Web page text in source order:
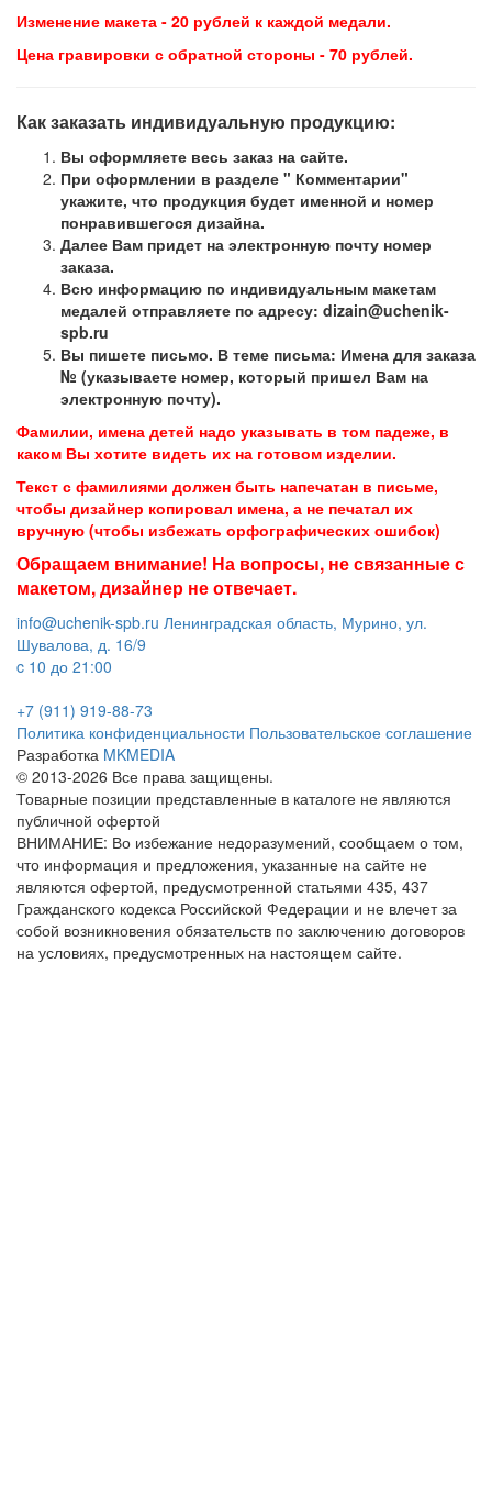
Изменение макета - 20 рублей к каждой медали.
Цена гравировки с обратной стороны - 70 рублей.
Как заказать индивидуальную продукцию:
Вы оформляете весь заказ на сайте.
При оформлении в разделе " Комментарии"
укажите, что продукция будет именной и номер
понравившегося дизайна.
Далее Вам придет на электронную почту номер
заказа.
Всю информацию по индивидуальным макетам
медалей отправляете по адресу: dizain@uchenik-
spb.ru
Вы пишете письмо. В теме письма: Имена для заказа
№ (указываете номер, который пришел Вам на
электронную почту).
Фамилии, имена детей надо указывать в том падеже, в
каком Вы хотите видеть их на готовом изделии.
Текст с фамилиями должен быть напечатан в письме,
чтобы дизайнер копировал имена, а не печатал их
вручную (чтобы избежать орфографических ошибок)
Обращаем внимание! На вопросы, не связанные с
макетом, дизайнер не отвечает.
info@uchenik-spb.ru Ленинградская область, Мурино, ул.
Шувалова, д. 16/9
c 10 до 21:00
+7 (911) 919-88-73
Политика конфиденциальности Пользовательское соглашение
Разработка MKMEDIA
© 2013-2026 Все права защищены.
Товарные позиции представленные в каталоге не являются
публичной офертой
ВНИМАНИЕ: Во избежание недоразумений, сообщаем о том,
что информация и предложения, указанные на сайте не
являются офертой, предусмотренной статьями 435, 437
Гражданского кодекса Российской Федерации и не влечет за
собой возникновения обязательств по заключению договоров
на условиях, предусмотренных на настоящем сайте.